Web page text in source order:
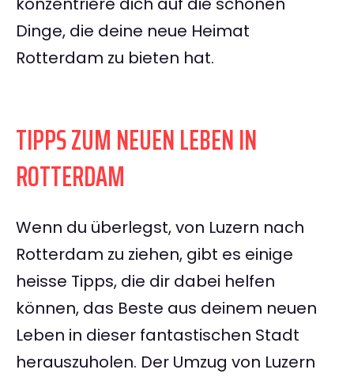
Dinge, die deine neue Heimat
Rotterdam zu bieten hat.
TIPPS ZUM NEUEN LEBEN IN
ROTTERDAM
Wenn du überlegst, von Luzern nach
Rotterdam zu ziehen, gibt es einige
heisse Tipps, die dir dabei helfen
können, das Beste aus deinem neuen
Leben in dieser fantastischen Stadt
herauszuholen. Der Umzug von Luzern